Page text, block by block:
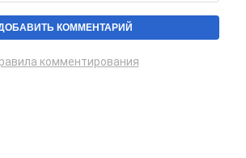
комментирования